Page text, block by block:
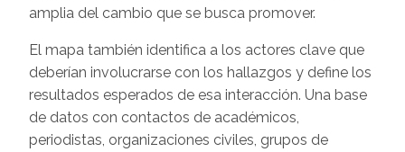
amplia del cambio que se busca promover.
El mapa también identifica a los actores clave que
deberían involucrarse con los hallazgos y define los
resultados esperados de esa interacción. Una base
de datos con contactos de académicos,
periodistas, organizaciones civiles, grupos de